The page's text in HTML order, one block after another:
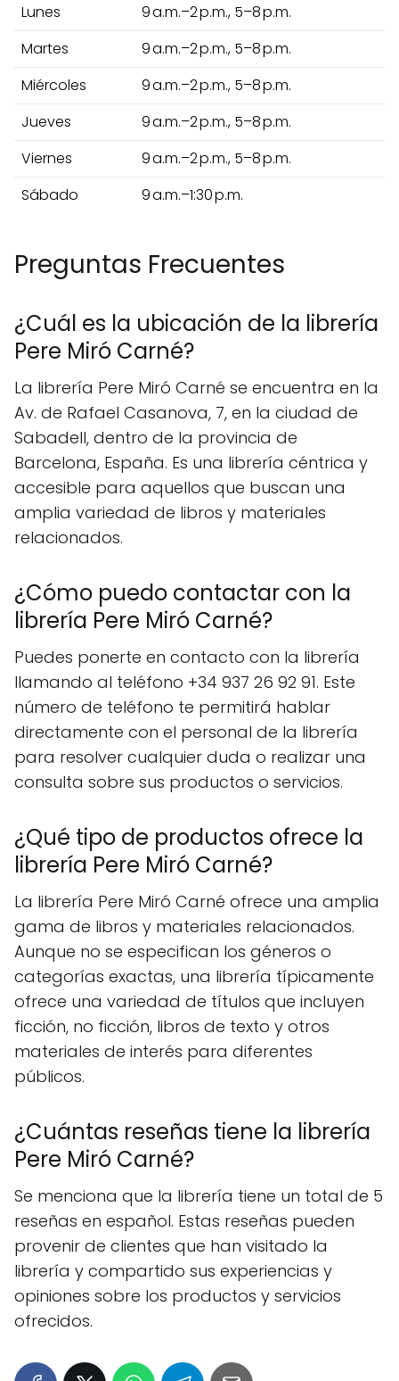
Lunes
9 a.m.–2 p.m., 5–8 p.m.
Martes
9 a.m.–2 p.m., 5–8 p.m.
Miércoles
9 a.m.–2 p.m., 5–8 p.m.
Jueves
9 a.m.–2 p.m., 5–8 p.m.
Viernes
9 a.m.–2 p.m., 5–8 p.m.
Sábado
9 a.m.–1:30 p.m.
Preguntas Frecuentes
¿Cuál es la ubicación de la librería
Pere Miró Carné?
La librería Pere Miró Carné se encuentra en la
Av. de Rafael Casanova, 7, en la ciudad de
Sabadell, dentro de la provincia de
Barcelona, España. Es una librería céntrica y
accesible para aquellos que buscan una
amplia variedad de libros y materiales
relacionados.
¿Cómo puedo contactar con la
librería Pere Miró Carné?
Puedes ponerte en contacto con la librería
llamando al teléfono +34 937 26 92 91. Este
número de teléfono te permitirá hablar
directamente con el personal de la librería
para resolver cualquier duda o realizar una
consulta sobre sus productos o servicios.
¿Qué tipo de productos ofrece la
librería Pere Miró Carné?
La librería Pere Miró Carné ofrece una amplia
gama de libros y materiales relacionados.
Aunque no se especifican los géneros o
categorías exactas, una librería típicamente
ofrece una variedad de títulos que incluyen
ficción, no ficción, libros de texto y otros
materiales de interés para diferentes
públicos.
¿Cuántas reseñas tiene la librería
Pere Miró Carné?
Se menciona que la librería tiene un total de 5
reseñas en español. Estas reseñas pueden
provenir de clientes que han visitado la
librería y compartido sus experiencias y
opiniones sobre los productos y servicios
ofrecidos.